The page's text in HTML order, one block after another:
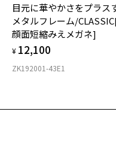
仕上がり寸法
D 仕上がりの横幅：約128mm
E 仕上がりの縦幅：約34mm
安心3 かかり具合調整
フレームの歪みやかかり
Zoff店舗にていつでも対
ご購入時に「レンズ交換券」
のうえ、
度付きレンズ（標準セットレ
詳しくはこちら
実店舗で度数を測定いただけます
目元に華やかさをプラス
メタルフレーム/
顔面短縮みえメガネ]
¥ 12,100
ZK192001-43E1